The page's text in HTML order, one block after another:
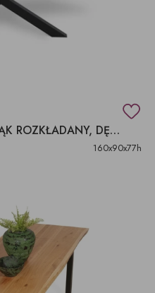
STÓŁ ROZKŁADANY 160 PAJĄK ROZKŁADANY, DĘBOWY, LOFT
160x90x77h